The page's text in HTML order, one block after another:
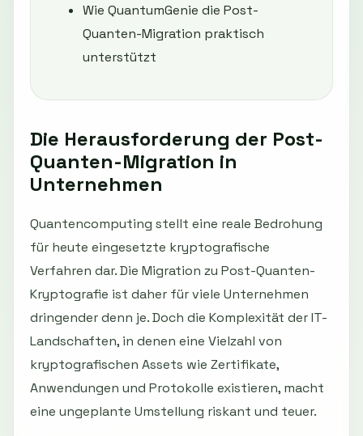
Wie QuantumGenie die Post-
Quanten-Migration praktisch
unterstützt
Die Herausforderung der Post-
Quanten-Migration in
Unternehmen
Quantencomputing stellt eine reale Bedrohung
für heute eingesetzte kryptografische
Verfahren dar. Die Migration zu Post-Quanten-
Kryptografie ist daher für viele Unternehmen
dringender denn je. Doch die Komplexität der IT-
Landschaften, in denen eine Vielzahl von
kryptografischen Assets wie Zertifikate,
Anwendungen und Protokolle existieren, macht
eine ungeplante Umstellung riskant und teuer.